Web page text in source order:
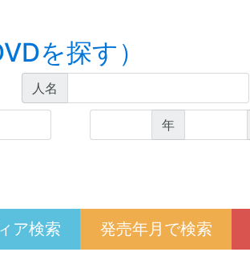
を探す）
人名
年
ア検索 発売年月で検索